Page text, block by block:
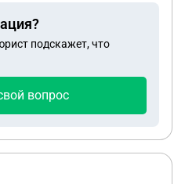
отвечает нет.
подскажет, что
вопрос